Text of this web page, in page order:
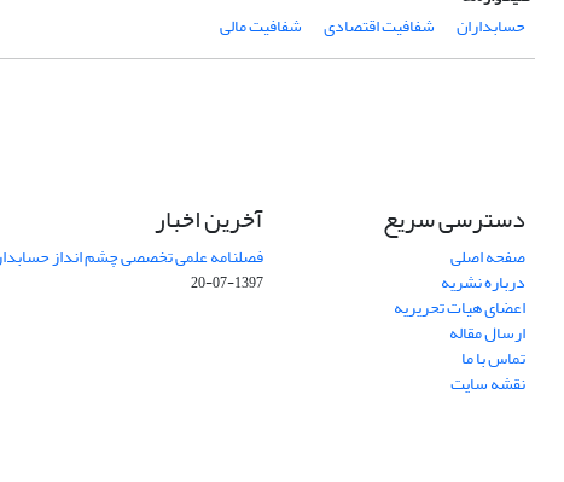
حسابداران
شفافیت اقتصادی شفافیت مالی
دسترسی سریع
صفحه اصلی
درباره نشریه
اعضای هیات تحریریه
ارسال مقاله
تماس با ما
نقشه سایت
آخرین اخبار
فصلنامه علمی تخصصی چشم انداز
1397-07-20